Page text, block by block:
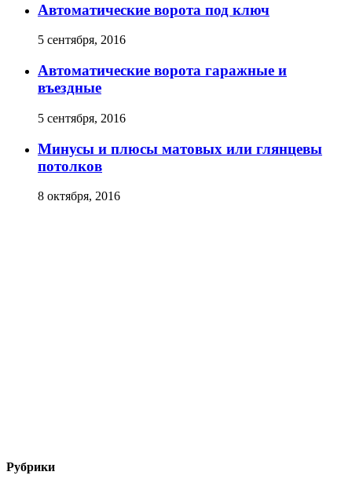
Автоматические ворота под ключ
5 сентября, 2016
Автоматические ворота гаражные и
въездные
5 сентября, 2016
Минусы и плюсы матовых или глянцевы
потолков
8 октября, 2016
Рубрики